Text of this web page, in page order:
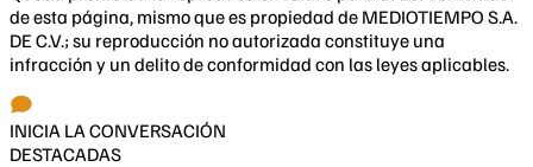
de esta página, mismo que es propiedad de MEDIOTIEMPO S.A.
DE C.V.; su reproducción no autorizada constituye una
infracción y un delito de conformidad con las leyes aplicables.
INICIA LA CONVERSACIÓN
DESTACADAS